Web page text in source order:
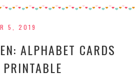
5, 2019
ALPHABET CARDS